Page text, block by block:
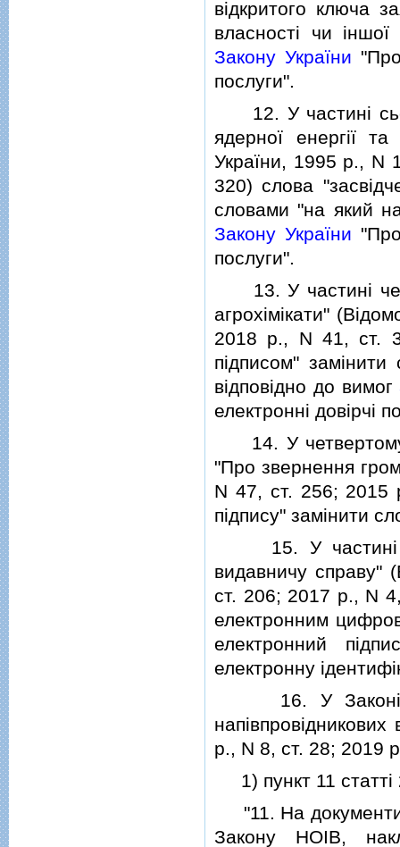
вiдкритого ключа
власностi чи iншої
Закону України
послуги".
12. У частинi
ядерної енергiї
України, 1995 р., N
320) слова
словами "на який
Закону України
послуги".
13. У частинi
агрохiмiкати"
2018 р., N 41, ст.
пiдписом" замiнити
вiдповiдно до вимог
електроннi довiрчi
14. У четвертому
"Про звернення
N 47, ст. 256; 2015
пiдпису" замiнити
15. У частинi
видавничу справу"
ст. 206; 2017 р., N
електронним
електронний
електронну
16. У Законi
р., N 8, ст. 28; 2019
1) пункт 11 статтi
"11. На
Закону НОIВ,